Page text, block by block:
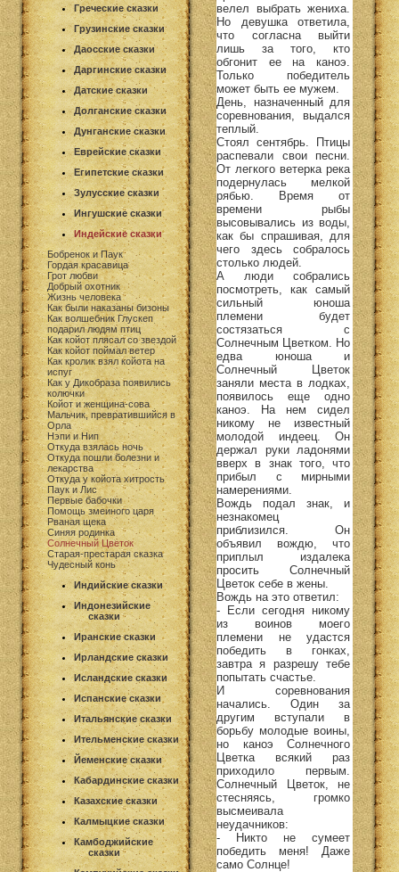
Греческие сказки
Грузинские сказки
Даосские сказки
Даргинские сказки
Датские сказки
Долганские сказки
Дунганские сказки
Еврейские сказки
Египетские сказки
Зулусские сказки
Ингушские сказки
Индейские сказки
Бобренок и Паук
Гордая красавица
Грот любви
Добрый охотник
Жизнь человека
Как были наказаны бизоны
Как волшебник Глускеп
подарил людям птиц
Как койот плясал со звездой
Как койот поймал ветер
Как кролик взял койота на
испуг
Как у Дикобраза появились
колючки
Койот и женщина-сова
Мальчик, превратившийся в
Орла
Нэпи и Нип
Откуда взялась ночь
Откуда пошли болезни и
лекарства
Откуда у койота хитрость
Паук и Лис
Первые бабочки
Помощь змеиного царя
Рваная щека
Синяя родинка
Солнечный Цветок
Старая-престарая сказка
Чудесный конь
Индийские сказки
Индонезийские
сказки
Иранские сказки
Ирландские сказки
Исландские сказки
Испанские сказки
Итальянские сказки
Ительменские сказки
Йеменские сказки
Кабардинские сказки
Казахские сказки
Калмыцкие сказки
Камбоджийские
сказки
велел выбрать жениха.
Но девушка ответила,
что согласна выйти
лишь за того, кто
обгонит ее на каноэ.
Только победитель
может быть ее мужем.
День, назначенный для
соревнования, выдался
теплый.
Стоял сентябрь. Птицы
распевали свои песни.
От легкого ветерка река
подернулась мелкой
рябью. Время от
времени рыбы
высовывались из воды,
как бы спрашивая, для
чего здесь собралось
столько людей.
А люди собрались
посмотреть, как самый
сильный юноша
племени будет
состязаться с
Солнечным Цветком. Но
едва юноша и
Солнечный Цветок
заняли места в лодках,
появилось еще одно
каноэ. На нем сидел
никому не известный
молодой индеец. Он
держал руки ладонями
вверх в знак того, что
прибыл с мирными
намерениями.
Вождь подал знак, и
незнакомец
приблизился. Он
объявил вождю, что
приплыл издалека
просить Солнечный
Цветок себе в жены.
Вождь на это ответил:
- Если сегодня никому
из воинов моего
племени не удастся
победить в гонках,
завтра я разрешу тебе
попытать счастье.
И соревнования
начались. Один за
другим вступали в
борьбу молодые воины,
но каноэ Солнечного
Цветка всякий раз
приходило первым.
Солнечный Цветок, не
стесняясь, громко
высмеивала
неудачников:
- Никто не сумеет
победить меня! Даже
само Солнце!